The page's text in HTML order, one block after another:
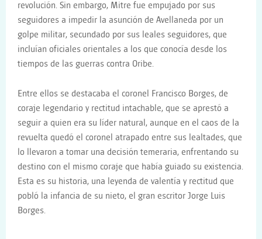
revolución. Sin embargo, Mitre fue empujado por sus
seguidores a impedir la asunción de Avellaneda por un
golpe militar, secundado por sus leales seguidores, que
incluían oficiales orientales a los que conocía desde los
tiempos de las guerras contra Oribe.
Entre ellos se destacaba el coronel Francisco Borges, de
coraje legendario y rectitud intachable, que se aprestó a
seguir a quien era su líder natural, aunque en el caos de la
revuelta quedó el coronel atrapado entre sus lealtades, que
lo llevaron a tomar una decisión temeraria, enfrentando su
destino con el mismo coraje que había guiado su existencia.
Esta es su historia, una leyenda de valentía y rectitud que
pobló la infancia de su nieto, el gran escritor Jorge Luis
Borges.